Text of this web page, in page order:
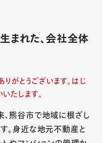
まれた、会社全体
がとうございます。はじ
たします。
熊谷市で地域に根ざし
。身近な地元不動産と